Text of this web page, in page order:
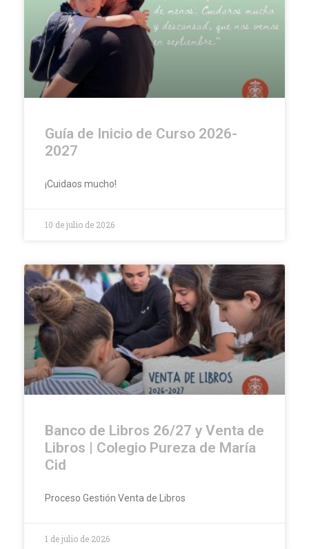
Guía de Inicio de Curso 2026-
2027
¡Cuidaos mucho!
10 de julio de 2026
Banco de Libros 26/27 y Venta de
Libros | Colegio Pureza de María
Cid
Proceso Gestión Venta de Libros
1 de julio de 2026